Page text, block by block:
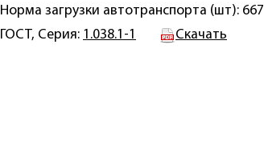
Норма загрузки автотранспорта (шт): 667
ГОСТ, Серия: 1.038.1-1 Скачать